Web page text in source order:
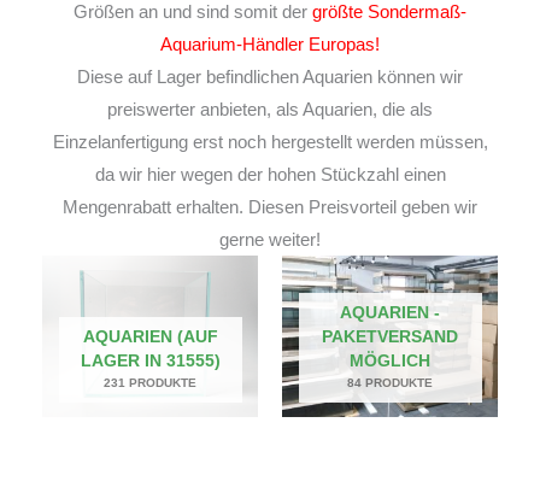
Größen an und sind somit der größte Sondermaß-
Aquarium-Händler Europas!
Diese auf Lager befindlichen Aquarien können wir
preiswerter anbieten, als Aquarien, die als
Einzelanfertigung erst noch hergestellt werden müssen,
da wir hier wegen der hohen Stückzahl einen
Mengenrabatt erhalten. Diesen Preisvorteil geben wir
gerne weiter!
AQUARIEN (AUF
LAGER IN 31555)
231 PRODUKTE
AQUARIEN -
PAKETVERSAND
MÖGLICH
84 PRODUKTE